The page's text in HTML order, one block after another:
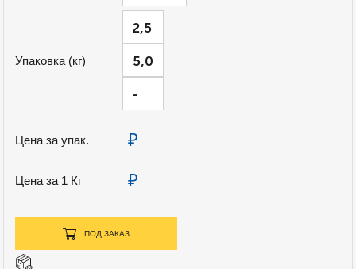
Упаковка (кг)
2,5
5,0
-
Цена за упак. ₽
Цена за 1 Кг ₽
ПОД ЗАКАЗ